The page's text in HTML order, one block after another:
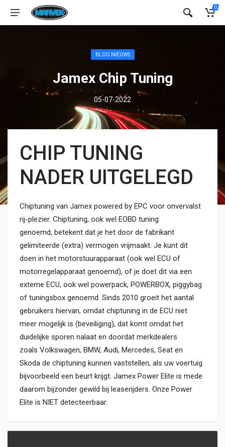
0
BLOG NIEUWS
Jamex Chip Tuning
05-07-2022
CHIP TUNING
NADER UITGELEGD
Chiptuning van Jamex powered by EPC voor onvervalst
rij-plezier. Chiptuning, ook wel EOBD tuning
genoemd, betekent dat je het door de fabrikant
gelimiteerde (extra) vermogen vrijmaakt. Je kunt dit
doen in het motorstuurapparaat (ook wel ECU of
motorregelapparaat genoemd), of je doet dit via een
externe ECU, ook wel powerpack, POWERBOX, piggybag
of tuningsbox genoemd. Sinds 2010 groeit het aantal
gebruikers hiervan, omdat chiptuning in de ECU niet
meer mogelijk is (beveiliging), dat komt omdat het
duidelijke sporen nalaat en doordat merkdealers
zoals Volkswagen, BMW, Audi, Mercedes, Seat en
Skoda de chiptuning kunnen vaststellen, als uw voertuig
bijvoorbeeld een beurt krijgt. Jamex Power Elite is mede
daarom bijzonder gewild bij leaserijders. Onze Power
Elite is NIET detecteerbaar.